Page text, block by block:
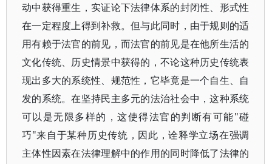
动中获得重生，实证论下法律体系的封闭性、形式性
在一定程度上得到补救。但与此同时，由于规则的适
用有赖于法官的前见，而法官的前见是在他所生活的
文化传统、历史情景中获得的，不论这种历史传统表
现出多大的系统性、规范性，它毕竟是一个自生、自
发的系统。在坚持民主多元的法治社会中，这种系统
可以是无限多样的，这使得法官的判断有可能"碰
巧"来自于某种历史传统，因此，诠释学立场在强调
主体性因素在法律理解中的作用的同时降低了法律的